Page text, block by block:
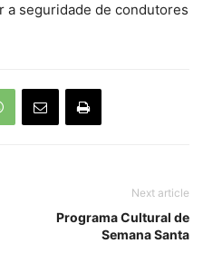
a seguridade de condutores
Next article
Programa Cultural de
Semana Santa